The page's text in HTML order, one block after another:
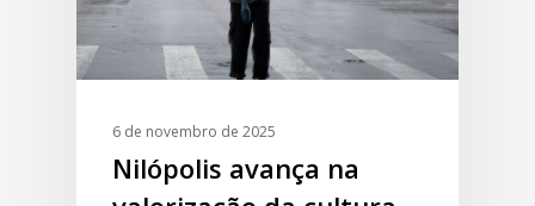
6 de novembro de 2025
Nilópolis avança na